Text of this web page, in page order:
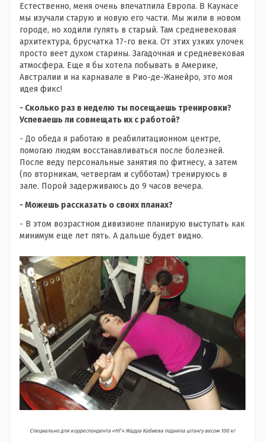
Естественно, меня очень впечатлила Европа. В Каунасе
мы изучали старую и новую его части. Мы жили в новом
городе, но ходили гулять в старый. Там средневековая
архитектура, брусчатка 17-го века. От этих узких улочек
просто веет духом старины. Загадочная и средневековая
атмосфера. Еще я бы хотела побывать в Америке,
Австралии и на карнавале в Рио-де-Жанейро, это моя
идея фикс!
- Сколько раз в неделю ты посещаешь тренировки?
Успеваешь ли совмещать их с работой?
- До обеда я работаю в реабилитационном центре,
помогаю людям восстанавливаться после болезней.
После веду персональные занятия по фитнесу, а затем
(по вторникам, четвергам и субботам) тренируюсь в
зале. Порой задерживаюсь до 9 часов вечера.
- Можешь рассказать о своих планах?
- В этом возрастном дивизионе планирую выступать как
минимум еще лет пять. А дальше будет видно.
Специально для корреспондента «НГ» Жадра Кабиева подняла штангу весом 100 кг